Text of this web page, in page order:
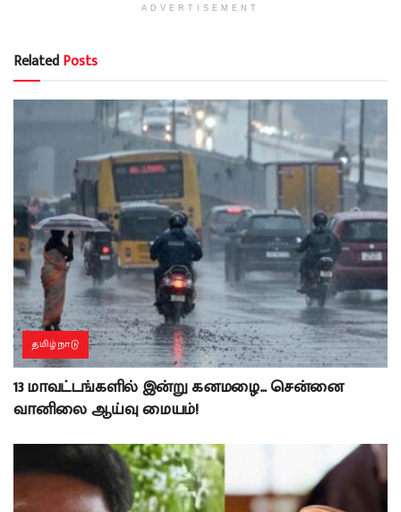
ADVERTISEMENT
RelatedPosts
தமிழ்நாடு
13 மாவட்டங்களில் இன்று கனமழை… சென்னை
வானிலை ஆய்வு மையம்!